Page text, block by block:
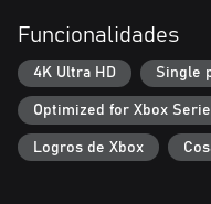
Funcionalidades
4K Ultra HD Single
Optimized for Xbox
Logros de Xbox